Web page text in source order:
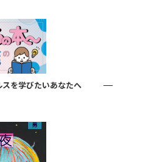
スを学びたいあなたへ